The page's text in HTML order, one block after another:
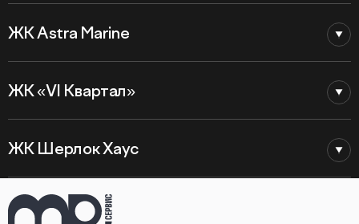
ЖК Astra Marine
ЖК «VI Квартал»
ЖК Шерлок Хаус